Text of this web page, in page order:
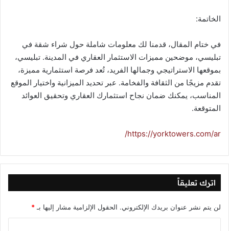
الخاتمة:
في ختام المقال، قدمنا لك معلومات شاملة حول شراء شقة في
تبليسي، موضحين مميزات الاستثمار العقاري في المدينة. تبليسي،
بموقعها الاستراتيجي وجمالها الفريد، تُعد فرصة استثمارية مميزة،
تقدم مزيجًا من الثقافة والفخامة. عبر تحديد الميزانية واختيار الموقع
المناسب، يمكنك ضمان نجاح استثمارك العقاري وتحقيق العوائد
المتوقعة.
https://yorktowers.com/ar/
اترك تعليقاً
لن يتم نشر عنوان بريدك الإلكتروني. الحقول الإلزامية مشار إليها بـ *